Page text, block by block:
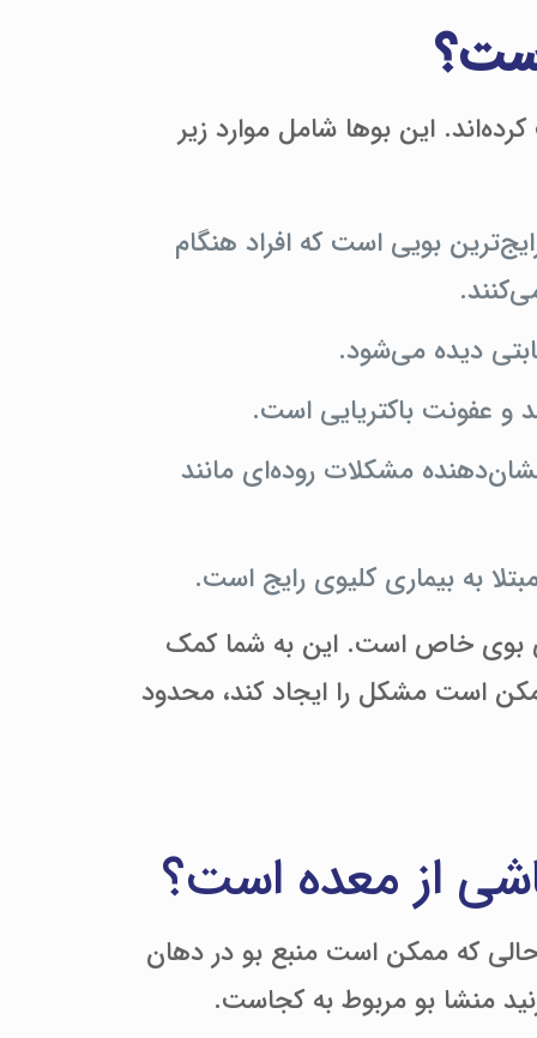
این بوها شامل موارد زیر
بویی است که افراد هنگام
دیده می‌شود.
و عفونت باکتریایی است.
مشکلات روده‌ای مانند
به بیماری کلیوی رایج است.
بوی خاص است. این به شما کمک
است مشکل را ایجاد کند، محدود
از معده است؟
که ممکن است منبع بو در دهان
منشا بو مربوط به کجاست.